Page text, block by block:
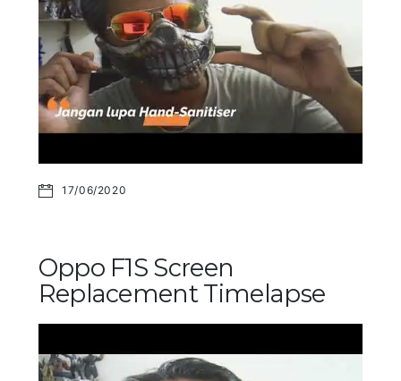
17/06/2020
Oppo F1S Screen
Replacement Timelapse